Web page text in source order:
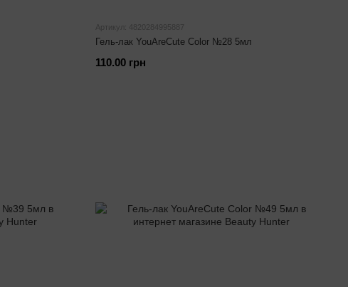
Артикул: 4820284995887
Гель-лак YouAreCute Color №28 5мл
110.00 грн